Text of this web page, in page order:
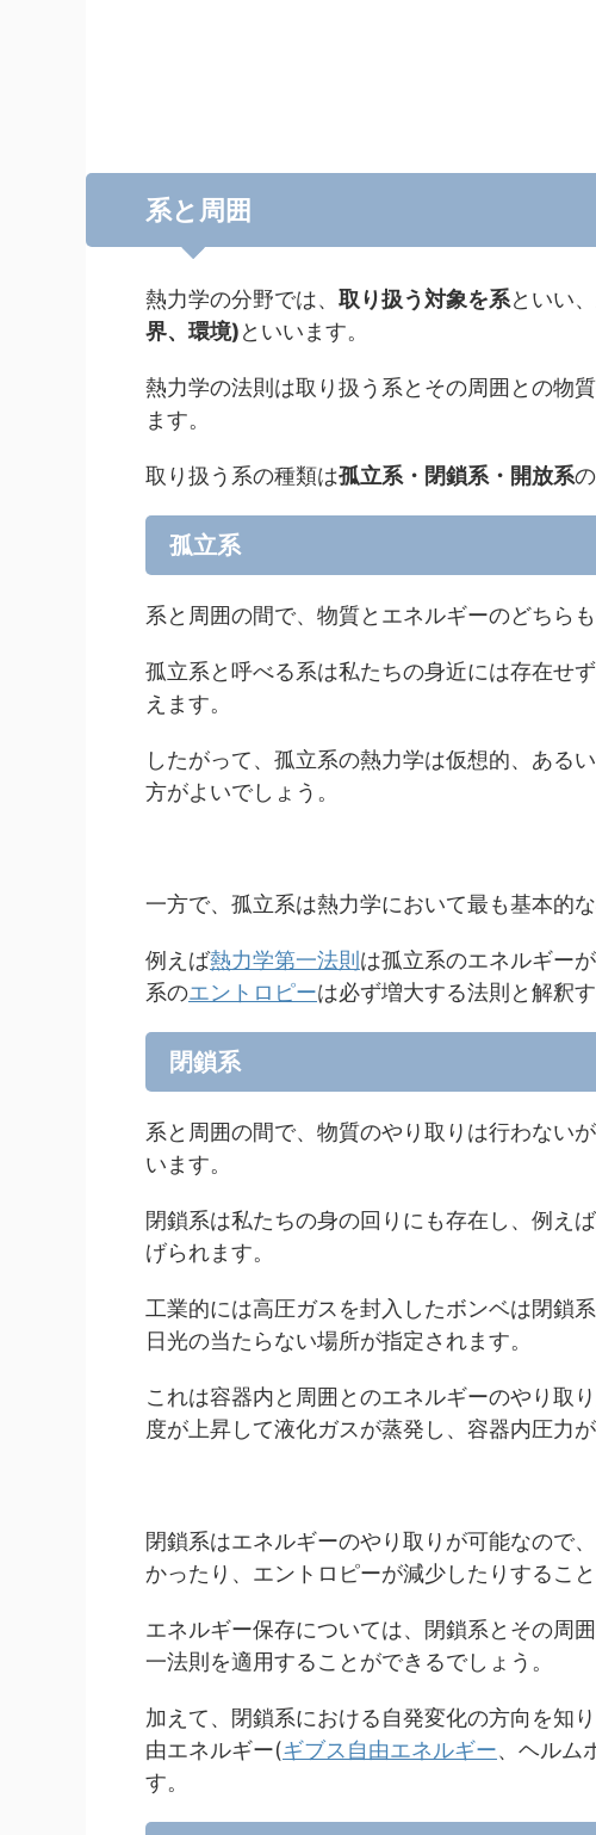
系と周囲
熱力学の分野では、 取り扱う対象を系といい、
界、環境)といいます。
熱力学の法則は取り扱う系とその周囲との物
ます。
取り扱う系の種類は孤立系・閉鎖系・開放系
孤立系
系と周囲の間で、物質とエネルギーのどちら
孤立系と呼べる系は私たちの身近には存在せ
えます。
したがって、孤立系の熱力学は仮想的、ある
方がよいでしょう。
一方で、孤立系は熱力学において最も基本的な
例えば熱力学第一法則は孤立系のエネルギー
系のエントロピーは必ず増大する法則と解釈
閉鎖系
系と周囲の間で、物質のやり取りは行わない
います。
閉鎖系は私たちの身の回りにも存在し、例え
げられます。
工業的には高圧ガスを封入したボンベは閉鎖
日光の当たらない場所が指定されます。
これは容器内と周囲とのエネルギーのやり取
度が上昇して液化ガスが蒸発し、容器内圧力
閉鎖系はエネルギーのやり取りが可能なので
かったり、エントロピーが減少したりすること
エネルギー保存については、閉鎖系とその周
一法則を適用することができるでしょう。
加えて、閉鎖系における自発変化の方向を知
由エネルギー(ギブス自由エネルギー、ヘルム
す。